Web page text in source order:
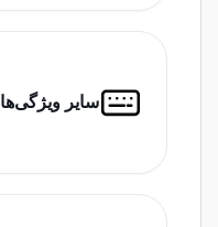
سایر ویژگی‌ها